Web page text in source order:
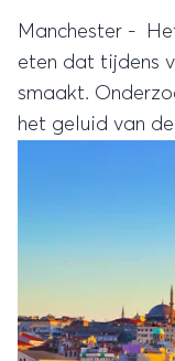
Manchester - Het is niet de schuld van de kok als
eten dat tijdens vluchten
smaakt.
het